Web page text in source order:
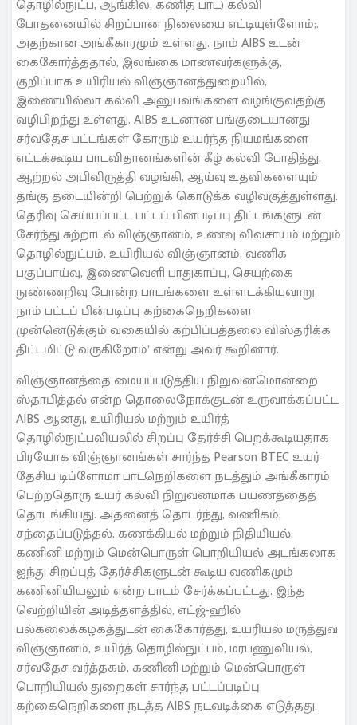
தொழில்நுட்ப, ஆங்கில, கணித பாட) கல்வி
போதனையில் சிறப்பான நிலையை எட்டியுள்ளோம்;.
அதற்கான அங்கீகாரமும் உள்ளது. நாம் AIBS உடன்
கைகோர்த்ததால், இலங்கை மாணவர்களுக்கு,
குறிப்பாக உயிரியல் விஞ்ஞானத்துறையில்,
இணையில்லா கல்வி அனுபவங்களை வழங்குவதற்கு
வழிபிறந்து உள்ளது. AIBS உடனான பங்குடையானது
சர்வதேச பட்டங்கள் கோரும் உயர்ந்த நியமங்களை
எட்டக்கூடிய பாடவிதானங்களின் கீழ் கல்வி போதித்து,
ஆற்றல் அபிவிருத்தி வழங்கி, ஆய்வு உதவிகளையும்
தங்கு தடையின்றி பெற்றுக் கொடுக்க வழிவகுத்துள்ளது.
தெரிவு செய்யப்பட்ட பட்டப் பின்படிப்பு திட்டங்களுடன்
சேர்ந்து சுற்றாடல் விஞ்ஞானம், உணவு விவசாயம் மற்றும்
தொழில்நுட்பம், உயிரியல் விஞ்ஞானம், வணிக
பகுப்பாய்வு, இணைவெளி பாதுகாப்பு, செயற்கை
நுண்ணறிவு போன்ற பாடங்களை உள்ளடக்கியவாறு
நாம் பட்டப் பின்படிப்பு கற்கைநெறிகளை
முன்னெடுக்கும் வகையில் கற்பிப்பத்தலை விஸ்தரிக்க
திட்டமிட்டு வருகிறோம்’ என்று அவர் கூறினார்.
விஞ்ஞானத்தை மையப்படுத்திய நிறுவனமொன்றை
ஸ்தாபித்தல் என்ற தொலைநோக்குடன் உருவாக்கப்பட்ட
AIBS ஆனது, உயிரியல் மற்றும் உயிர்த்
தொழில்நுட்பவியலில் சிறப்பு தேர்ச்சி பெறக்கூடியதாக
பிரயோக விஞ்ஞானங்கள் சார்ந்த Pearson BTEC உயர்
தேசிய டிப்ளோமா பாடநெறிகளை நடத்தும் அங்கீகாரம்
பெற்றதொரு உயர் கல்வி நிறுவனமாக பயணத்தைத்
தொடங்கியது. அதனைத் தொடர்ந்து, வணிகம்,
சந்தைப்படுத்தல், கணக்கியல் மற்றும் நிதியியல்,
கணினி மற்றும் மென்பொருள் பொறியியல் அடங்கலாக
ஐந்து சிறப்புத் தேர்ச்சிகளுடன் கூடிய வணிகமும்
கணினியியலும் என்ற பாடம் சேர்க்கப்பட்டது. இந்த
வெற்றியின் அடித்தளத்தில், எட்ஜ்-ஹில்
பல்கலைக்கழகத்துடன் கைகோர்த்து, உயரியல் மருத்துவ
விஞ்ஞானம், உயிர்த் தொழில்நுட்பம், மரபணுவியல்,
சர்வதேச வர்த்தகம், கணினி மற்றும் மென்பொருள்
பொறியியல் துறைகள் சார்ந்த பட்டப்படிப்பு
கற்கைநெறிகளை நடத்த AIBS நடவடிக்கை எடுத்தது.